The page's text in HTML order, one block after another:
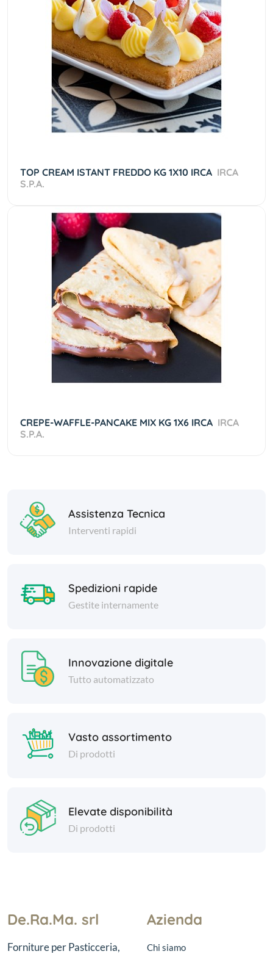
TOP CREAM ISTANT FREDDO KG 1X10 IRCA IRCA
S.P.A.
CREPE-WAFFLE-PANCAKE MIX KG 1X6 IRCA IRCA
S.P.A.
Assistenza Tecnica
Interventi rapidi
Spedizioni rapide
Gestite internamente
Innovazione digitale
Tutto automatizzato
Vasto assortimento
Di prodotti
Elevate disponibilità
Di prodotti
De.Ra.Ma. srl
Forniture per Pasticceria,
Azienda
Chi siamo